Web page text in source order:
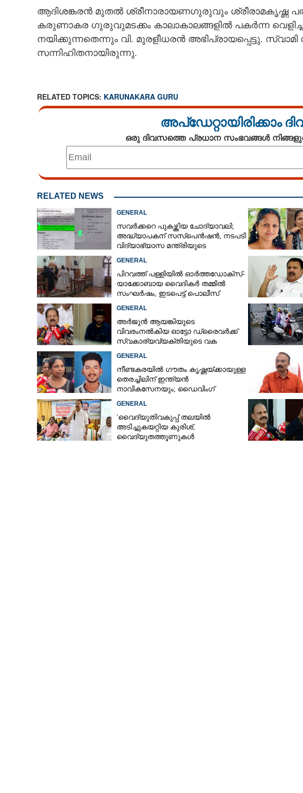
ആദിശങ്കരൻ മുതൽ ശ്രീനാരായണഗുരുവും ശ്രീരാമകൃഷ്ണ
കരുണാകര ഗുരുവുമടക്കം കാലാകാലങ്ങളിൽ പകർന്ന
നയിക്കുന്നതെന്നും വി. മുരളീധരൻ അഭിപ്രായപ്പെട്ടു.
സന്നിഹിതനായിരുന്നു.
RELATED TOPICS: KARUNAKARA GURU
അപ്ഡേറ്റായിരിക്കാം
ഒരു ദിവസത്തെ പ്രധാന സംഭവങ്ങൾ
RELATED NEWS
GENERAL
സവർക്കറെ പുകഴ്ത്തിയ ചോദ്യാവലി;
അദ്ധ്യാപകന് സസ്‌പെൻഷൻ, നടപടി
വിദ്യാഭ്യാസ മന്ത്രിയുടെ
GENERAL
പിറവത്ത് പള്ളിയിൽ ഓർത്തഡോക്സ്-
യാക്കോബായ വൈദികർ തമ്മിൽ
സംഘർഷം, ഇടപെട്ട് പൊലീസ്
GENERAL
അർജുൻ ആയങ്കിയുടെ
വിവരംനൽകിയ ഓട്ടോ ഡ്രൈവർക്ക്
സ്വകാര്യവ്യക്തിയുടെ വക
GENERAL
നീണ്ടകരയിൽ ഗൗതം കൃഷ്ണയ്ക്കായുള്ള
തെരച്ചിലിന് ഇന്ത്യൻ
നാവികസേനയും; ഡൈവിംഗ്
GENERAL
'വൈദ്യുതിവകുപ്പ് തലയിൽ
അടിച്ചുകയറ്റിയ കുരിശ്‌,
വൈദ്യുതത്തൂണുകൾകരുണാകര ഗുരു പകർന്നത്